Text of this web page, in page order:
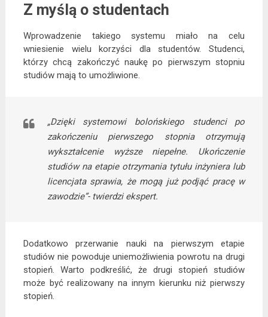
Z myślą o studentach
Wprowadzenie takiego systemu miało na celu
wniesienie wielu korzyści dla studentów. Studenci,
którzy chcą zakończyć naukę po pierwszym stopniu
studiów mają to umożliwione.
„Dzięki systemowi bolońskiego studenci po
zakończeniu pierwszego stopnia otrzymują
wykształcenie wyższe niepełne. Ukończenie
studiów na etapie otrzymania tytułu inżyniera lub
licencjata sprawia, że mogą już podjąć pracę w
zawodzie”- twierdzi ekspert.
Dodatkowo przerwanie nauki na pierwszym etapie
studiów nie powoduje uniemożliwienia powrotu na drugi
stopień. Warto podkreślić, że drugi stopień studiów
może być realizowany na innym kierunku niż pierwszy
stopień.